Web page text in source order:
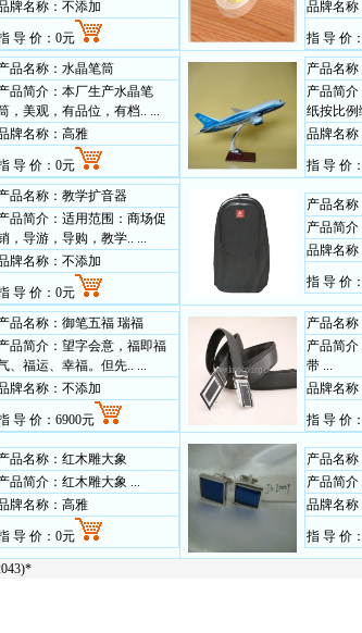
牌名称：不添加
导 价：0元
品牌名称
指 导 价
品名称：水晶笔筒
品简介：本厂生产水晶笔
，美观，有品位，有档.. ...
牌名称：高雅
导 价：0元
产品名称
产品简
纸按比例
品牌名称
指 导 价
品名称：教学扩音器
品简介：适用范围：商场促
，导游，导购，教学.. ...
牌名称：不添加
导 价：0元
产品名
产品简介
品牌名称
指 导 价
品名称：御笔五福 瑞福
品简介：望字会意，福即福
、福运、幸福。但先.. ...
牌名称：不添加
导 价：6900元
产品名
产品简
带 ...
品牌名称
指 导 价
品名称：红木雕大象
品简介：红木雕大象 ...
牌名称：高雅
导 价：0元
产品名称
产品简介
品牌名称
指 导 价